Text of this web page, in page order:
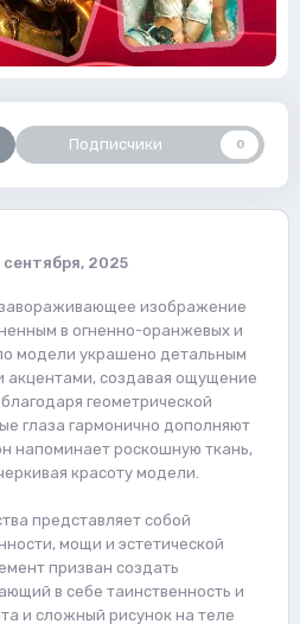
Подписчики 0
сентября, 2025
изображение
в огненно-оранжевых и
модели украшено детальным
акцентами, создавая ощущение
геометрической
глаза гармонично дополняют
напоминает роскошную ткань,
красоту модели.
представляет собой
мощи и эстетической
призван создать
в себе таинственность и
и сложный рисунок на теле